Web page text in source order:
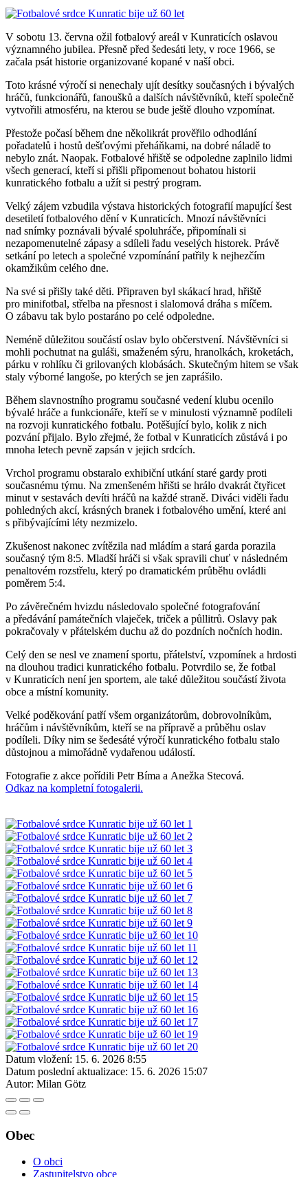
V sobotu 13. června ožil fotbalový areál v Kunraticích oslavou
významného jubilea. Přesně před šedesáti lety, v roce 1966, se
začala psát historie organizované kopané v naší obci.
Toto krásné výročí si nenechaly ujít desítky současných i bývalých
hráčů, funkcionářů, fanoušků a dalších návštěvníků, kteří společně
vytvořili atmosféru, na kterou se bude ještě dlouho vzpomínat.
Přestože počasí během dne několikrát prověřilo odhodlání
pořadatelů i hostů dešťovými přeháňkami, na dobré náladě to
nebylo znát. Naopak. Fotbalové hřiště se odpoledne zaplnilo lidmi
všech generací, kteří si přišli připomenout bohatou historii
kunratického fotbalu a užít si pestrý program.
Velký zájem vzbudila výstava historických fotografií mapující šest
desetiletí fotbalového dění v Kunraticích. Mnozí návštěvníci
nad snímky poznávali bývalé spoluhráče, připomínali si
nezapomenutelné zápasy a sdíleli řadu veselých historek. Právě
setkání po letech a společné vzpomínání patřily k nejhezčím
okamžikům celého dne.
Na své si přišly také děti. Připraven byl skákací hrad, hřiště
pro minifotbal, střelba na přesnost i slalomová dráha s míčem.
O zábavu tak bylo postaráno po celé odpoledne.
Neméně důležitou součástí oslav bylo občerstvení. Návštěvníci si
mohli pochutnat na guláši, smaženém sýru, hranolkách, kroketách,
párku v rohlíku či grilovaných klobásách. Skutečným hitem se však
staly výborné langoše, po kterých se jen zaprášilo.
Během slavnostního programu současné vedení klubu ocenilo
bývalé hráče a funkcionáře, kteří se v minulosti významně podíleli
na rozvoji kunratického fotbalu. Potěšující bylo, kolik z nich
pozvání přijalo. Bylo zřejmé, že fotbal v Kunraticích zůstává i po
mnoha letech pevně zapsán v jejich srdcích.
Vrchol programu obstaralo exhibiční utkání staré gardy proti
současnému týmu. Na zmenšeném hřišti se hrálo dvakrát čtyřicet
minut v sestavách devíti hráčů na každé straně. Diváci viděli řadu
pohledných akcí, krásných branek i fotbalového umění, které ani
s přibývajícími léty nezmizelo.
Zkušenost nakonec zvítězila nad mládím a stará garda porazila
současný tým 8:5. Mladší hráči si však spravili chuť v následném
penaltovém rozstřelu, který po dramatickém průběhu ovládli
poměrem 5:4.
Po závěrečném hvizdu následovalo společné fotografování
a předávání památečních vlaječek, triček a půllitrů. Oslavy pak
pokračovaly v přátelském duchu až do pozdních nočních hodin.
Celý den se nesl ve znamení sportu, přátelství, vzpomínek a hrdosti
na dlouhou tradici kunratického fotbalu. Potvrdilo se, že fotbal
v Kunraticích není jen sportem, ale také důležitou součástí života
obce a místní komunity.
Velké poděkování patří všem organizátorům, dobrovolníkům,
hráčům i návštěvníkům, kteří se na přípravě a průběhu oslav
podíleli. Díky nim se šedesáté výročí kunratického fotbalu stalo
důstojnou a mimořádně vydařenou událostí.
Fotografie z akce pořídili Petr Bíma a Anežka Stecová.
Odkaz na kompletní fotogalerii.
Datum vložení: 15. 6. 2026 8:55
Datum poslední aktualizace: 15. 6. 2026 15:07
Autor: Milan Götz
Obec
O obci
Zastupitelstvo obce